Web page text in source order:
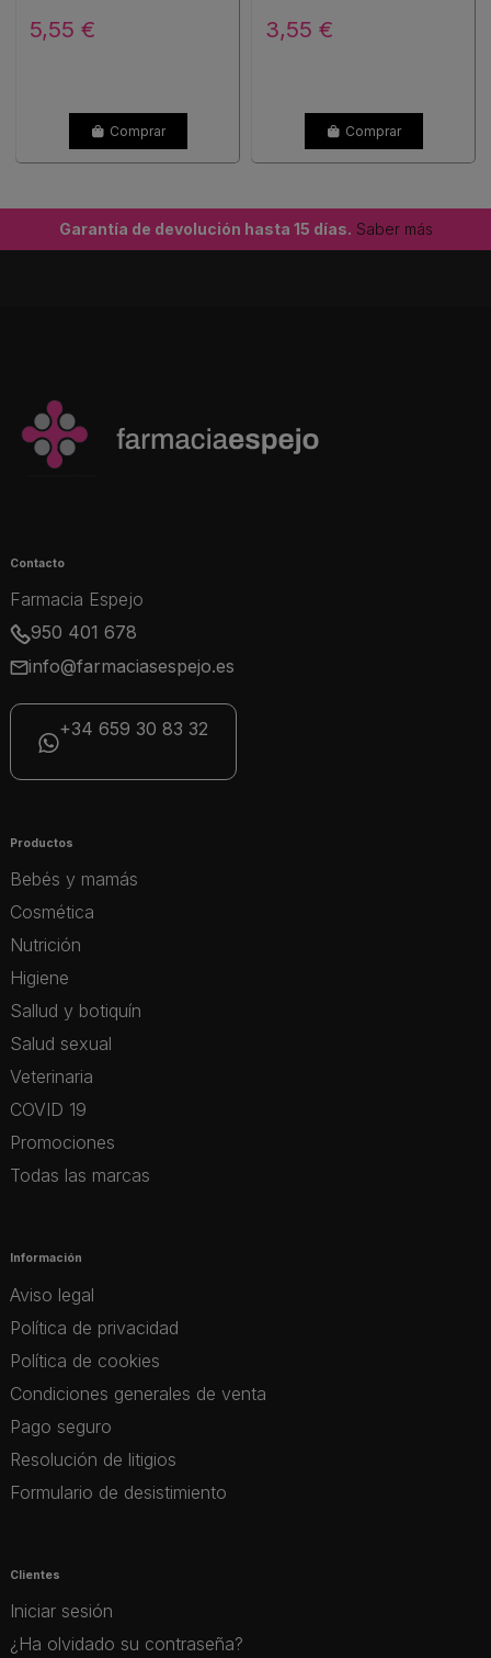
5,55 €
Comprar
3,55 €
Comprar
Garantía de devolución hasta 15 días. Saber más
Contacto
Farmacia Espejo
950 401 678
info@farmaciasespejo.es
+34 659 30 83 32
Productos
Bebés y mamás
Cosmética
Nutrición
Higiene
Sallud y botiquín
Salud sexual
Veterinaria
COVID 19
Promociones
Todas las marcas
Información
Aviso legal
Política de privacidad
Política de cookies
Condiciones generales de venta
Pago seguro
Resolución de litigios
Formulario de desistimiento
Clientes
Iniciar sesión
¿Ha olvidado su contraseña?